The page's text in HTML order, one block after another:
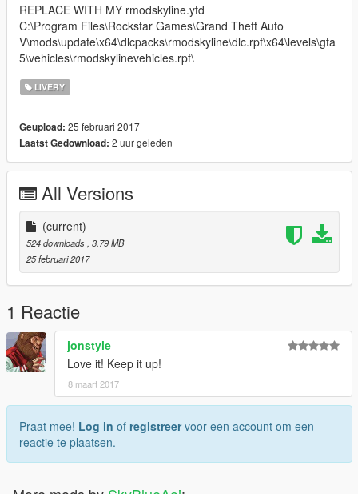
REPLACE WITH MY rmodskyline.ytd
C:\Program Files\Rockstar Games\Grand Theft Auto
V\mods\update\x64\dlcpacks\rmodskyline\dlc.rpf\x64\levels\gta
5\vehicles\rmodskylinevehicles.rpf\
LIVERY
Geupload: 25 februari 2017
Laatst Gedownload: 2 uur geleden
All Versions
(current)
524 downloads , 3,79 MB
25 februari 2017
1 Reactie
jonstyle
Love it! Keep it up!
8 maart 2017
Praat mee! Log in of registreervoor een account om een
reactie te plaatsen.